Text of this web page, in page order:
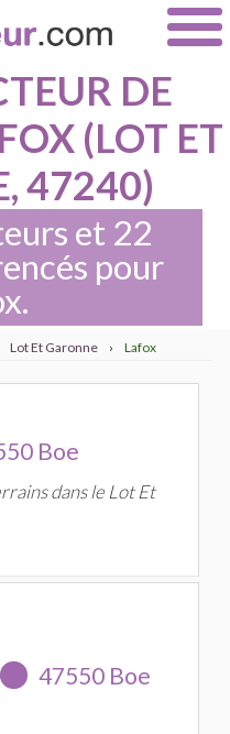
DE
(LOT ET
47240)
et 22
pour
Lot Et Garonne › Lafox
Boe
dans le Lot Et
47550 Boe